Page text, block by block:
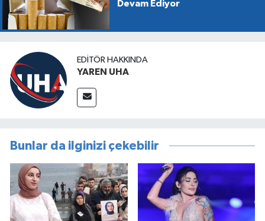
Devam Ediyor
EDITÖR HAKKINDA
YAREN UHA
Bunlar da ilginizi çekebilir